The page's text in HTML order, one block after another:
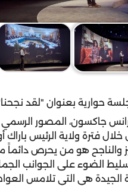
حوارية بعنوان "لقد
جاكسون، المصور الرسمي
خلال فترة ولاية الرئيس باراك
والناجح هو من يحرص دائماً
الضوء على الجوانب
الجيدة هي التي تلامس